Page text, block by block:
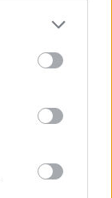
more Google
may click to
party tags to
below Google
news